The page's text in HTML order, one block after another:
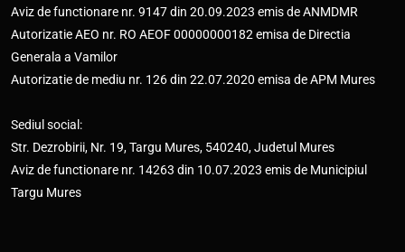
Aviz de functionare nr. 9147 din 20.09.2023 emis de ANMDMR
Autorizatie AEO nr. RO AEOF 00000000182 emisa de Directia
Generala a Vamilor
Autorizatie de mediu nr. 126 din 22.07.2020 emisa de APM Mures
Sediul social:
Str. Dezrobirii, Nr. 19, Targu Mures, 540240, Judetul Mures
Aviz de functionare nr. 14263 din 10.07.2023 emis de Municipiul
Targu Mures